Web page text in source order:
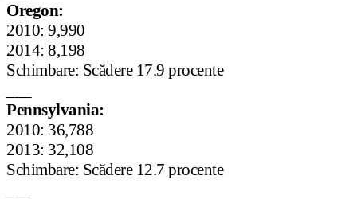
Oregon:
2010: 9,990
2014: 8,198
Schimbare: Scădere 17.9 procente
Pennsylvania:
2010: 36,788
2013: 32,108
Schimbare: Scădere 12.7 procente